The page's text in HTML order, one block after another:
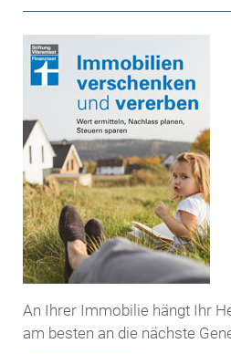
An Ihrer Immobilie hängt Ihr
am besten an die nächste